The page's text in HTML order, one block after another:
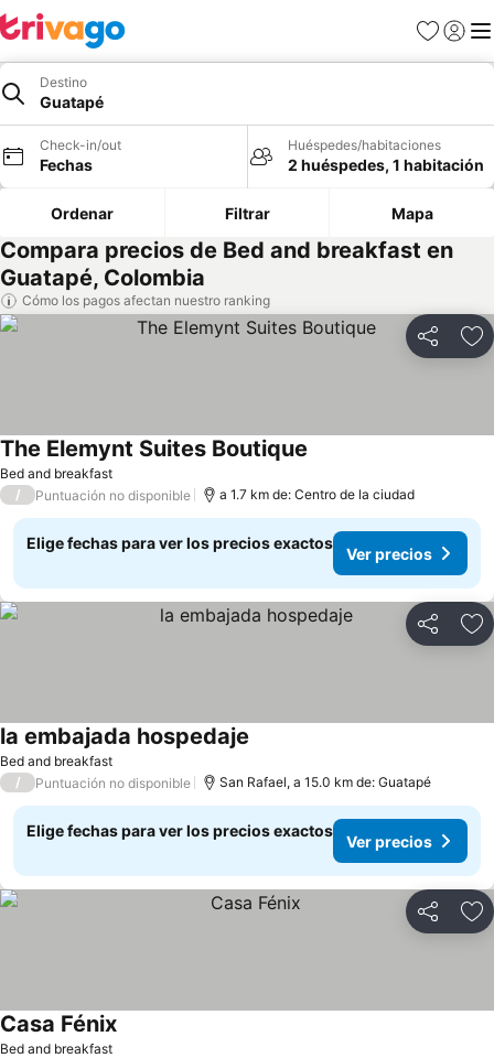
Favoritos
Iniciar
Destino
Guatapé
Check-in/out
Fechas
Huéspedes/habitaciones
2 huéspedes, 1 habitación
Ordenar Filtrar Mapa
Compara precios de Bed and breakfast en
Guatapé, Colombia
Cómo los pagos afectan nuestro ranking
Compartir
Bed and breakfast
The Elemynt Suites Boutique
/ Puntuación no disponible a 1.7 km de: Centro de la ciudad
Elige fechas para ver los precios exactos
Ver precios
Compartir
Bed and breakfast
la embajada hospedaje
/ Puntuación no disponible San Rafael, a 15.0 km de: Guatapé
Elige fechas para ver los precios exactos
Ver precios
Compartir
Bed and breakfast
Casa FénixVer precios